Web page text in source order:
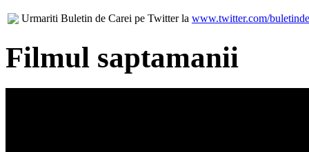
Urmariti Buletin de Carei pe Twitter la www.twitter.com/
Filmul saptamanii